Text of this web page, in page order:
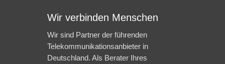
Wir verbinden Menschen
Wir sind Partner der führenden
Telekommunikationsanbieter in
Deutschland. Als Berater Ihres